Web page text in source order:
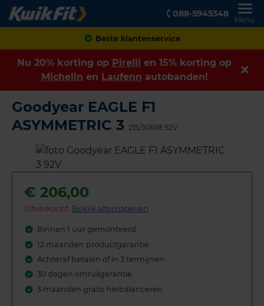
088-5945348
Menu
Achteraf betalen
Nu 20% korting op Pirelli en 15% korting op
Michelin en Laufenn autobanden!
Goodyear EAGLE F1
ASYMMETRIC 3 215/50R18 92V
€ 206,00
Uitverkocht: Bekijk alternatieven
Binnen 1 uur gemonteerd
12 maanden productgarantie
Achteraf betalen of in 3 termijnen
30 dagen omruilgarantie
3 maanden gratis herbalanceren